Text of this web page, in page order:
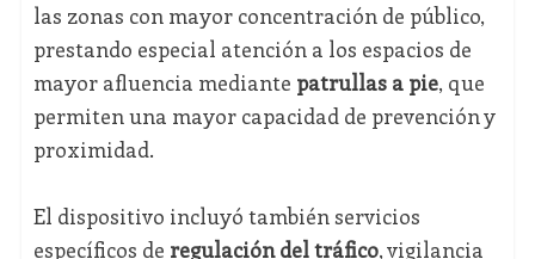
las zonas con mayor concentración de público,
prestando especial atención a los espacios de
mayor afluencia mediante patrullas a pie, que
permiten una mayor capacidad de prevención y
proximidad.
El dispositivo incluyó también servicios
específicos de regulación del tráfico, vigilancia